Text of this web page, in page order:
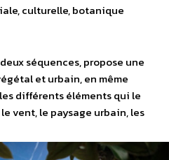
culturelle, botanique
séquences, propose une
et urbain, en même
différents éléments qui le
vent, le paysage urbain, les